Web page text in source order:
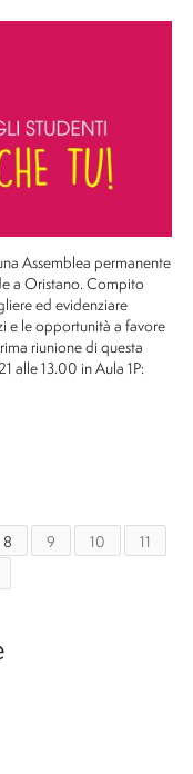
Assemblea permanente
a Oristano. Compito
ed evidenziare
e le opportunità a favore
riunione di questa
alle 13.00 in Aula 1P:
8 9 10
11